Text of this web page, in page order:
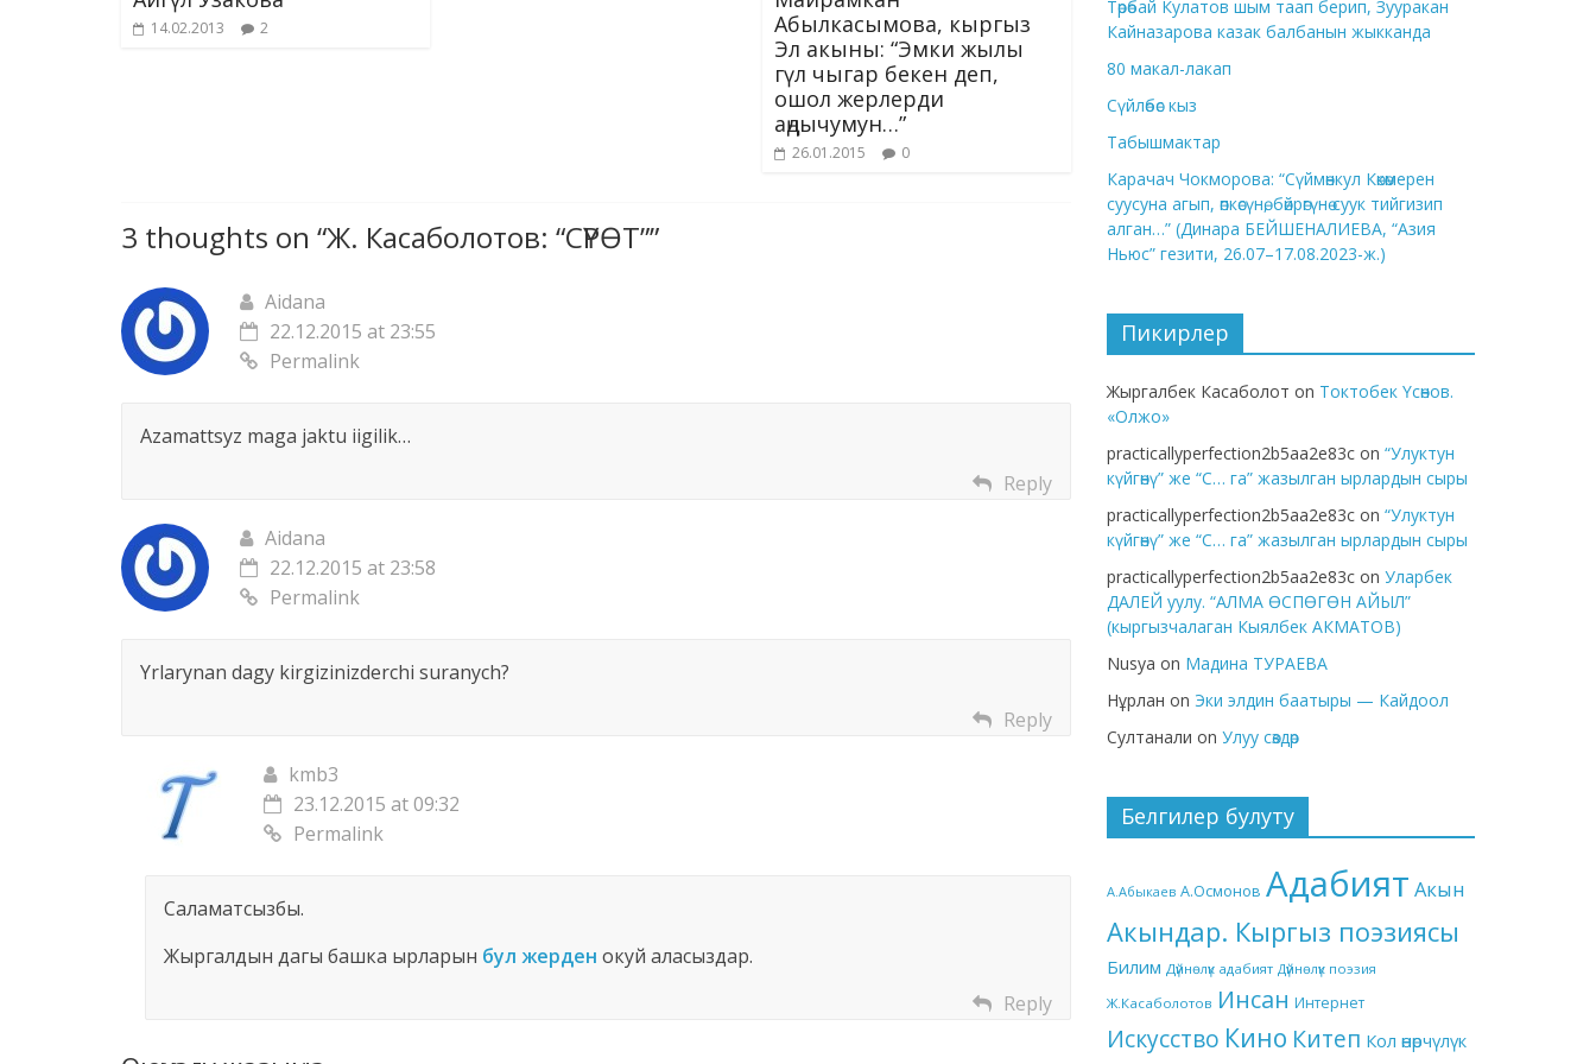
14.02.2013 2
Абылкасымова, кыргыз
Эл акыны: “Эмки жылы
гүл чыгар бекен деп,
ошол жерлерди
аңдычумун…”
26.01.2015 0
3 thoughts on “Ж. Касаболотов: “СҮРӨТ””
Aidana
22.12.2015 at 23:55
Permalink
Azamattsyz maga jaktu iigilik…
Reply
Aidana
22.12.2015 at 23:58
Permalink
Yrlarynan dagy kirgizinizderchi suranych?
Reply
kmb3
23.12.2015 at 09:32
Permalink
Саламатсызбы.
Жыргалдын дагы башка ырларын бул жерден окуй аласыздар.
Reply
Төрөбай Кулатов шым таап берип, Зууракан
Кайназарова казак балбанын жыкканда
80 макал-лакап
Сүйлөбөс кыз
Табышмактар
Карачач Чокморова: “Сүймөнкул Көкөмерен
суусуна агып, өпкөсүнө, бөйрөгүнө суук тийгизип
алган…” (Динара БЕЙШЕНАЛИЕВА, “Азия
Ньюс” гезити, 26.07–17.08.2023-ж.)
Пикирлер
Жыргалбек Касаболот on Токтобек Үсөнов.
«Олжо»
practicallyperfection2b5aa2e83c on “Улуктун
күйгөнү” же “С… га” жазылган ырлардын сыры
practicallyperfection2b5aa2e83c on “Улуктун
күйгөнү” же “С… га” жазылган ырлардын сыры
practicallyperfection2b5aa2e83c on Уларбек
ДАЛЕЙ уулу. “АЛМА ӨСПӨГӨН АЙЫЛ”
(кыргызчалаган Кыялбек АКМАТОВ)
Nusya on Мадина ТУРАЕВА
Нұрлан on Эки элдин баатыры — Кайдоол
Султанали on Улуу сөздөр
Белгилер булуту
А.Абыкаев А.Осмонов Адабият Акын
Акындар. Кыргыз поэзиясы
Билим Дүйнөлүк адабият Дүйнөлүк поэзия
Ж.Касаболотов Инсан Интернет
Искусство Кино Китеп Кол өнөрчүлүк